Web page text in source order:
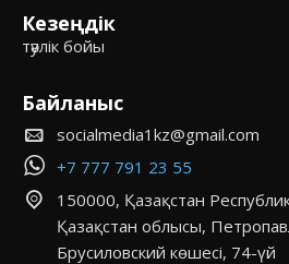
Кезеңдік
тәулік бойы
Байланыс
socialmedia1kz@gmail.com
+7 777 791 23 55
150000, Қазақстан
Қазақстан облысы,
Брусиловский көшесі, 74-үй